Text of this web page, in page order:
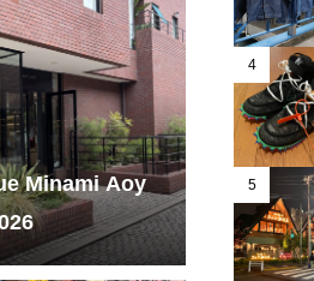
Minami Aoy
4
5